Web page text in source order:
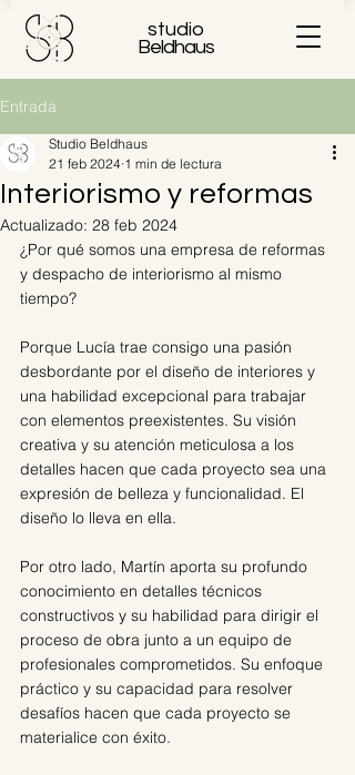
studio
Beldhaus
Entrada
Interiorismo y reformas
Studio Beldhaus
21 feb 2024 1 min de lectura
Actualizado: 28 feb 2024
¿Por qué somos una empresa de reformas
y despacho de interiorismo al mismo
tiempo?
Porque Lucía trae consigo una pasión
desbordante por el diseño de interiores y
una habilidad excepcional para trabajar
con elementos preexistentes. Su visión
creativa y su atención meticulosa a los
detalles hacen que cada proyecto sea una
expresión de belleza y funcionalidad. El
diseño lo lleva en ella.
Por otro lado, Martín aporta su profundo
conocimiento en detalles técnicos
constructivos y su habilidad para dirigir el
proceso de obra junto a un equipo de
profesionales comprometidos. Su enfoque
práctico y su capacidad para resolver
desafíos hacen que cada proyecto se
materialice con éxito.